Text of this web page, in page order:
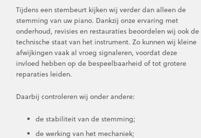
Tijdens een stembeurt kijken wij verder dan alleen de
stemming van uw piano. Dankzij onze ervaring met
onderhoud, revisies en restauraties beoordelen wij ook de
technische staat van het instrument. Zo kunnen wij kleine
afwijkingen vaak al vroeg signaleren, voordat deze
invloed hebben op de bespeelbaarheid of tot grotere
reparaties leiden.
Daarbij controleren wij onder andere:
de stabiliteit van de stemming;
de werking van het mechaniek;